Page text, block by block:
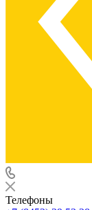
Телефоны